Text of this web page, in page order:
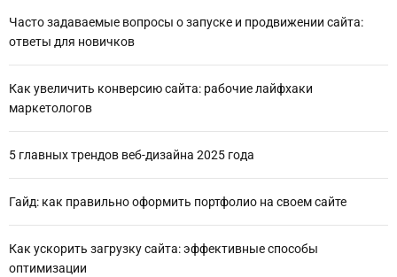
Часто задаваемые вопросы о запуске и продвижении сайта:
ответы для новичков
Как увеличить конверсию сайта: рабочие лайфхаки
маркетологов
5 главных трендов веб-дизайна 2025 года
Гайд: как правильно оформить портфолио на своем сайте
Как ускорить загрузку сайта: эффективные способы
оптимизации